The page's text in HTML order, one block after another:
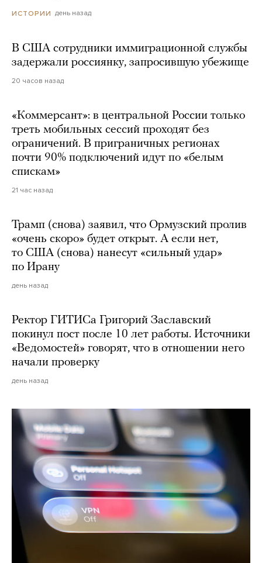
ИСТОРИИ день назад
В США сотрудники иммиграционной службы
задержали россиянку, запросившую убежище
20 часов назад
«Коммерсант»: в центральной России только
треть мобильных сессий проходят без
ограничений. В приграничных регионах
почти 90% подключений идут по «белым
спискам»
21 час назад
Трамп (снова) заявил, что Ормузский пролив
«очень скоро» будет открыт. А если нет,
то США (снова) нанесут «сильный удар»
по Ирану
день назад
Ректор ГИТИСа Григорий Заславский
покинул пост после 10 лет работы. Источники
«Ведомостей» говорят, что в отношении него
начали проверку
день назад